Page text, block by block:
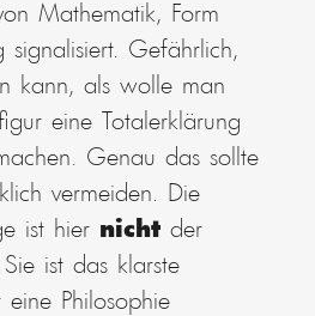
Mathematik, Form
signalisiert. Gefährlich,
kann, als wolle man
eine Totalerklärung
Genau das sollte
vermeiden. Die
ist hier nichtder
ist das klarste
Philosophie